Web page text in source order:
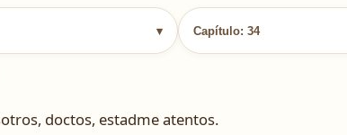
▾ Capítulo: 34
doctos, estadme atentos.